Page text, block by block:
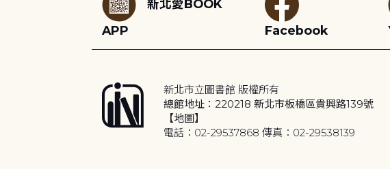
新北愛BOOK
APP
Facebook
新北市立圖書館 版權所有
總館地址：220218 新北市板橋區貴興路139號
【地圖】
電話：02-29537868 傳真：02-29538139